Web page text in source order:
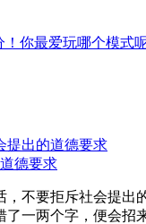
！你最爱玩哪个模式
德要求
不要拒斥社会提
一两个字，便会招